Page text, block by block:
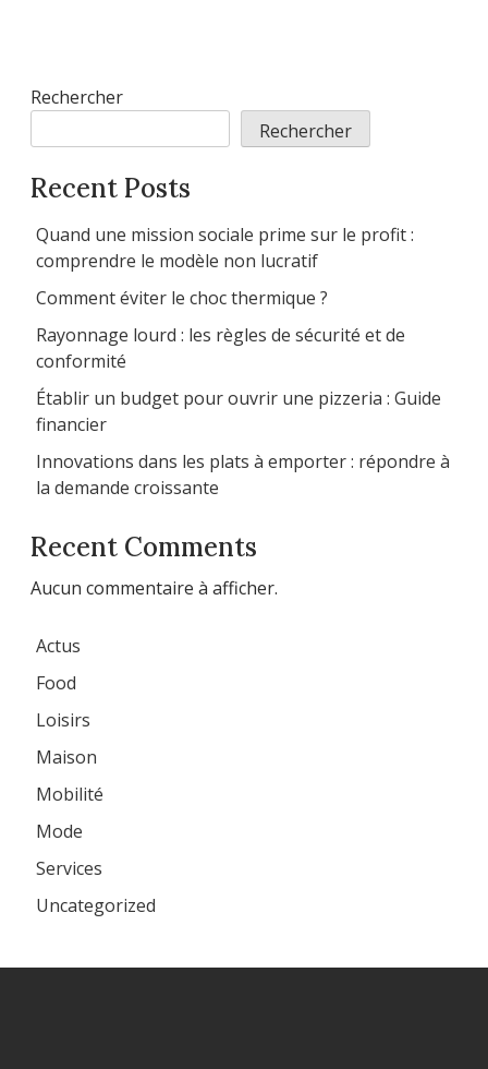
Rechercher
Rechercher
Recent Posts
Quand une mission sociale prime sur le profit :
comprendre le modèle non lucratif
Comment éviter le choc thermique ?
Rayonnage lourd : les règles de sécurité et de
conformité
Établir un budget pour ouvrir une pizzeria : Guide
financier
Innovations dans les plats à emporter : répondre à
la demande croissante
Recent Comments
Aucun commentaire à afficher.
Actus
Food
Loisirs
Maison
Mobilité
Mode
Services
Uncategorized